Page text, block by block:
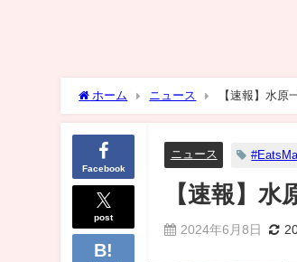
ホーム ニュース 【速報】水原
Facebook
post
ニュース
【速報】
2024年6月8日